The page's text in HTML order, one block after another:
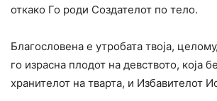
откако Го роди Создателот по тело.
Благословена е утробата твоја,
го израсна плодот на девството, која
хранителот на тварта, и Избавителот